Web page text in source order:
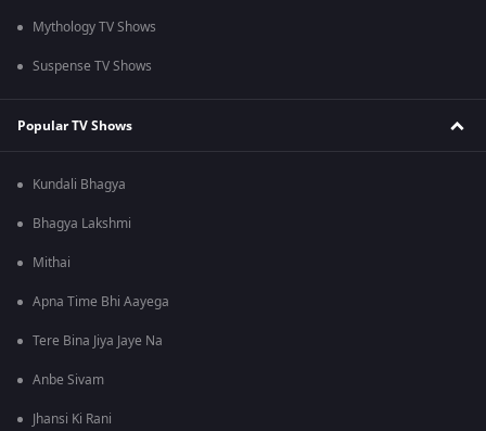
Mythology TV Shows
Suspense TV Shows
Popular TV Shows
Kundali Bhagya
Bhagya Lakshmi
Mithai
Apna Time Bhi Aayega
Tere Bina Jiya Jaye Na
Anbe Sivam
Jhansi Ki Rani